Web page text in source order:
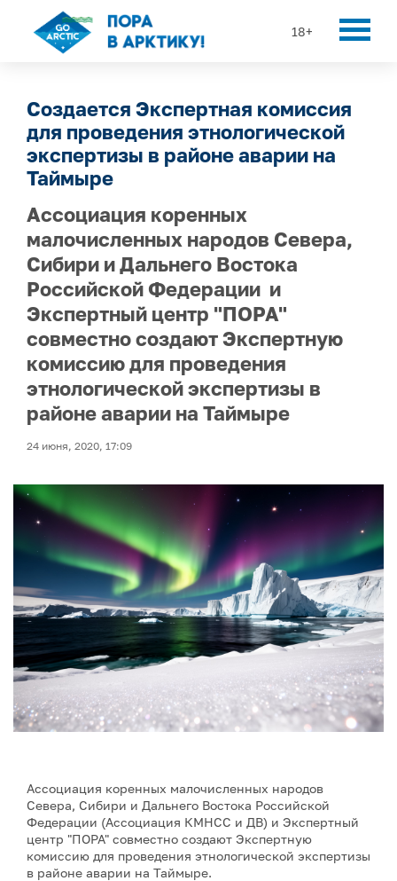
18+
Cоздается Экспертная комиссия
для проведения этнологической
экспертизы в районе аварии на
Таймыре
Ассоциация коренных
малочисленных народов Севера,
Сибири и Дальнего Востока
Российской Федерации и
Экспертный центр "ПОРА"
совместно создают Экспертную
комиссию для проведения
этнологической экспертизы в
районе аварии на Таймыре
24 июня, 2020, 17:09
Ассоциация коренных малочисленных народов
Севера, Сибири и Дальнего Востока Российской
Федерации (Ассоциация КМНСС и ДВ) и Экспертный
центр "ПОРА" совместно создают Экспертную
комиссию для проведения этнологической экспертизы
в районе аварии на Таймыре.